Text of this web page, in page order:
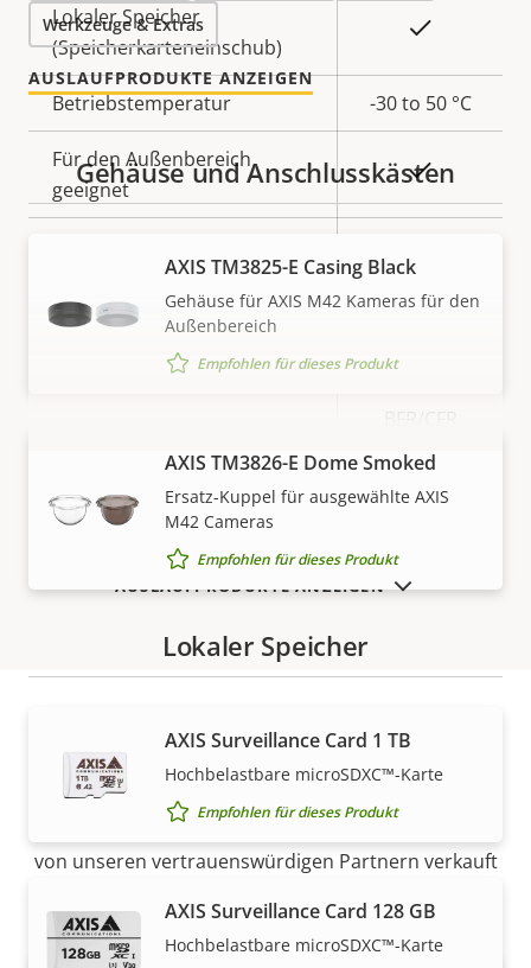
Lokaler Speicher
(Speicherkarteneinschub)
Betriebstemperatur -30 to 50 °C
Für den Außenbereich
geeignet
Ja
IP-Schutzklasse IP66
Nachlackierungsgeeignet
Nachhaltigkeit
free, PVC
Werkzeuge & Extras
AUSLAUFPRODUKTE ANZEIGEN
MEHR ANZEIGEN
Gehäuse und Anschlusskästen
AXIS TM3825-E Casing Black
Gehäuse für AXIS M42 Kameras für den
Außenbereich
Empfohlen für dieses Produkt
AXIS TM3826-E Dome Smoked
Ersatz-Kuppel für ausgewählte AXIS
M42 Cameras
Empfohlen für dieses Produkt
Lokaler Speicher
AXIS Surveillance Card 1 TB
Hochbelastbare microSDXC™-Karte
Empfohlen für dieses Produkt
AXIS Surveillance Card 128 GB
Hochbelastbare microSDXC™-Karte
AUSLAUFPRODUKTE ANZEIGEN
Vertrieb
Lösungen von Axis und individuelle Produkte werden
von unseren vertrauenswürdigen Partnern verkauft